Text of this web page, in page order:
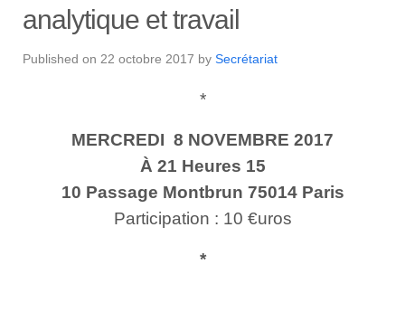
analytique et travail
Published on 22 octobre 2017 by Secrétariat
*
MERCREDI 8 NOVEMBRE 2017
À 21 Heures 15
10 Passage Montbrun 75014 Paris
Participation : 10 €uros
*